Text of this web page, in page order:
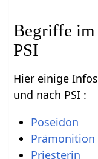
Begriffe im
PSI
Hier einige
und nach PSI :
Poseidon
Prämonition
Priesterin